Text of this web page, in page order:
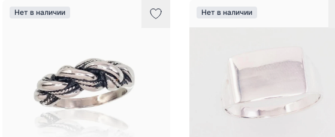
Нет в наличии Нет в наличии